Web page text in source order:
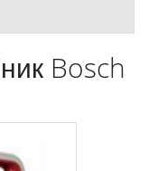
Bosch